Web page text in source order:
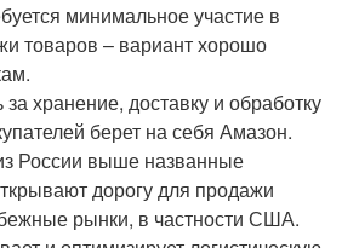
минимальное участие в
товаров – вариант хорошо
за хранение, доставку и обработку
берет на себя Амазон.
России выше названные
дорогу для продажи
рынки, в частности США.